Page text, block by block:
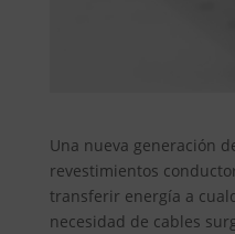
Una nueva generación
revestimientos
transferir energía a
necesidad de cables